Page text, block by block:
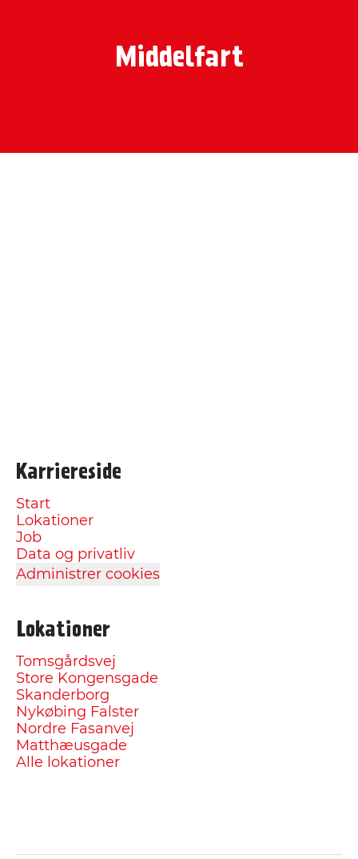
Middelfart
Karriereside
Start
Lokationer
Job
Data og privatliv
Administrer cookies
Lokationer
Tomsgårdsvej
Store Kongensgade
Skanderborg
Nykøbing Falster
Nordre Fasanvej
Matthæusgade
Alle lokationer